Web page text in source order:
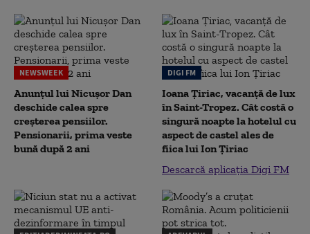
NEWSWEEK
Anunțul lui Nicușor Dan
deschide calea spre
creșterea pensiilor.
Pensionarii, prima veste
bună după 2 ani
DIGI FM
Ioana Țiriac, vacanță de lux
în Saint-Tropez. Cât costă o
singură noapte la hotelul cu
aspect de castel ales de
fiica lui Ion Țiriac
Descarcă aplicația Digi FM